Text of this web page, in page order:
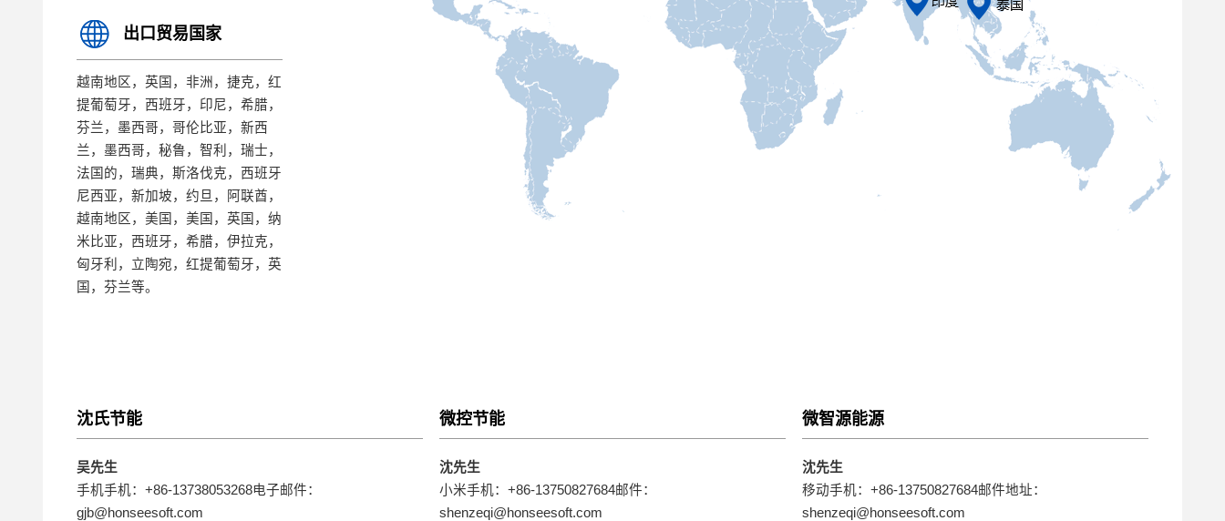
出口贸易国家
越南地区，英国，非洲，捷克，红
提葡萄牙，西班牙，印尼，希腊，
芬兰，墨西哥，哥伦比亚，新西
兰，墨西哥，秘鲁，智利，瑞士，
法国的，瑞典，斯洛伐克，西班牙
尼西亚，新加坡，约旦，阿联酋，
越南地区，美国，美国，英国，纳
米比亚，西班牙，希腊，伊拉克，
匈牙利，立陶宛，红提葡萄牙，英
国，芬兰等。
沈氏节能
吴先生
手机手机：+86-13738053268电子邮件：
gjb@honseesoft.com
微控节能
沈先生
小米手机：+86-13750827684邮件：
shenzeqi@honseesoft.com
微智源能源
沈先生
移动手机：+86-13750827684邮件地址：
shenzeqi@honseesoft.com